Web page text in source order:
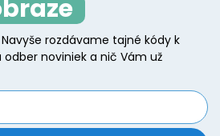
rozdávame tajné kódy k
noviniek a nič Vám už